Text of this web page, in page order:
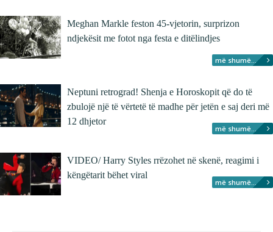
Meghan Markle feston 45-vjetorin, surprizon
ndjekësit me fotot nga festa e ditëlindjes
më shumë...
Neptuni retrograd! Shenja e Horoskopit që do të
zbulojë një të vërtetë të madhe për jetën e saj deri më
12 dhjetor
më shumë...
VIDEO/ Harry Styles rrëzohet në skenë, reagimi i
këngëtarit bëhet viral
më shumë...